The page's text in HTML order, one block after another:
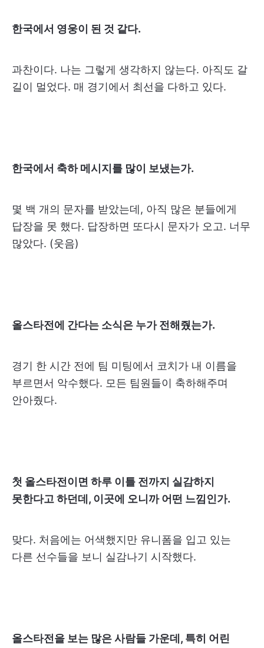
한국에서 영웅이 된 것 같다.
과찬이다. 나는 그렇게 생각하지 않는다. 아직도 갈
길이 멀었다. 매 경기에서 최선을 다하고 있다.
한국에서 축하 메시지를 많이 보냈는가.
몇 백 개의 문자를 받았는데, 아직 많은 분들에게
답장을 못 했다. 답장하면 또다시 문자가 오고. 너무
많았다. (웃음)
올스타전에 간다는 소식은 누가 전해줬는가.
경기 한 시간 전에 팀 미팅에서 코치가 내 이름을
부르면서 악수했다. 모든 팀원들이 축하해주며
안아줬다.
첫 올스타전이면 하루 이틀 전까지 실감하지
못한다고 하던데, 이곳에 오니까 어떤 느낌인가.
맞다. 처음에는 어색했지만 유니폼을 입고 있는
다른 선수들을 보니 실감나기 시작했다.
올스타전을 보는 많은 사람들 가운데, 특히 어린